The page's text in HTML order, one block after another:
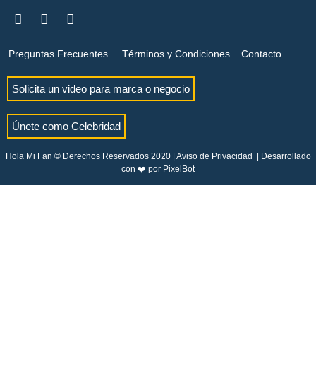
Preguntas Frecuentes Términos y Condiciones Contacto
Solicita un video para marca o negocio
Únete como Celebridad
Hola Mi Fan © Derechos Reservados 2020 | Aviso de Privacidad
| Desarrollado
con ❤️ por PixelBot